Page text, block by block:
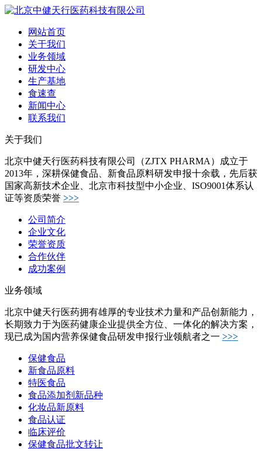
网站首页
关于我们
业务领域
研发中心
生产基地
食速查
新闻中心
联系我们
关于我们
北京中健天行医药科技有限公司（ZJTX PHARMA）成立于
2013年，深耕保健食品、新食品原料研发申报十余载，先后获
国家高新技术企业、北京市科技型中小企业、ISO9001体系认
证等资质荣誉 >>>
公司简介
企业文化
荣誉资质
合作伙伴
成功案例
业务领域
北京中健天行医药拥有雄厚的专业技术力量和产品创新能力，
长期致力于为医药健康企业提供全方位、一体化的解决方案，
现已成为国内营养保健食品研发申报行业领航者之一 >>>
保健食品
新食品原料
特医食品
食品添加剂新品种
化妆品新原料
食品认证
临床评价
保健食品批文转让